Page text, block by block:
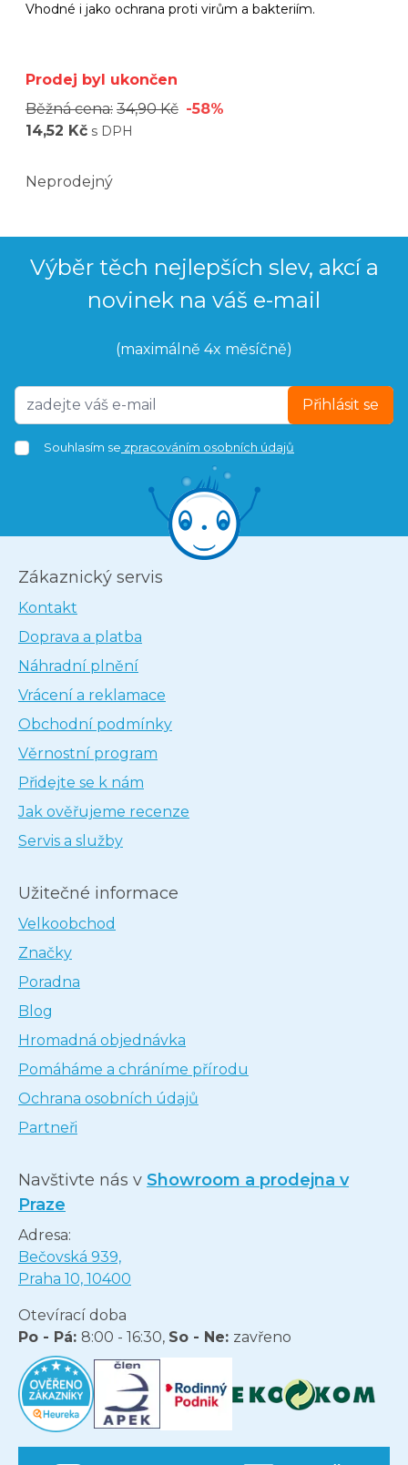
Vhodné i jako ochrana proti virům a bakteriím.
Prodej byl ukončen
Běžná cena: 34,90 Kč -58%
14,52 Kč s DPH
Neprodejný
Výběr těch nejlepších slev, akcí a
novinek na váš e-mail
(maximálně 4x měsíčně)
Přihlásit se
Souhlasím se zpracováním osobních údajů
Zákaznický servis
Kontakt
Doprava a platba
Náhradní plnění
Vrácení a reklamace
Obchodní podmínky
Věrnostní program
Přidejte se k nám
Jak ověřujeme recenze
Servis a služby
Užitečné informace
Velkoobchod
Značky
Poradna
Blog
Hromadná objednávka
Pomáháme a chráníme přírodu
Ochrana osobních údajů
Partneři
Navštivte nás v Showroom a prodejna v
Praze
Adresa:
Bečovská 939,
Praha 10, 10400
Otevírací doba
Po - Pá: 8:00 - 16:30, So - Ne: zavřeno